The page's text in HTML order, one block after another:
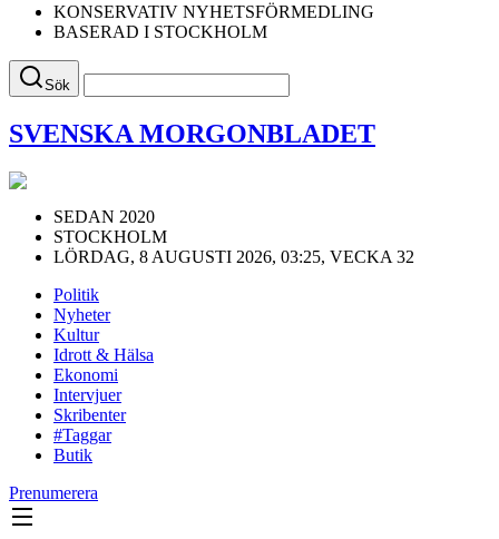
KONSERVATIV NYHETSFÖRMEDLING
BASERAD I STOCKHOLM
Sök
SVENSKA MORGONBLADET
SEDAN 2020
STOCKHOLM
LÖRDAG, 8 AUGUSTI 2026, 03:25, VECKA 32
Politik
Nyheter
Kultur
Idrott & Hälsa
Ekonomi
Intervjuer
Skribenter
#Taggar
Butik
Prenumerera